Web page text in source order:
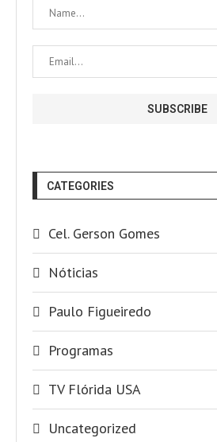
CATEGORIES
Cel. Gerson Gomes
Nóticias
Paulo Figueiredo
Programas
TV Flórida USA
Uncategorized